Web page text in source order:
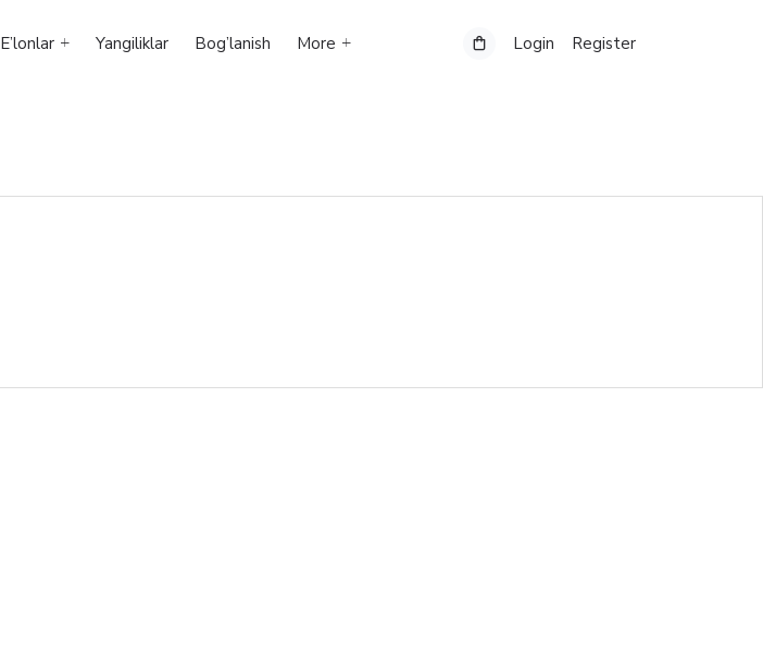
E’lonlar Yangiliklar Bog’lanish More Login Register